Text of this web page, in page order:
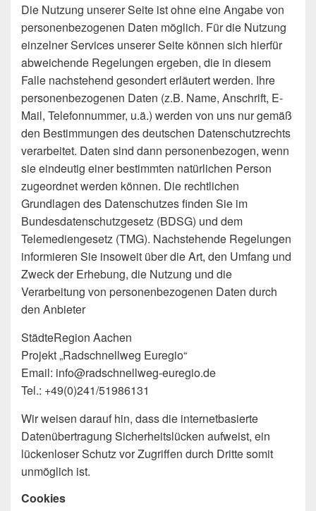
Die Nutzung unserer Seite ist ohne eine Angabe von
personenbezogenen Daten möglich. Für die Nutzung
einzelner Services unserer Seite können sich hierfür
abweichende Regelungen ergeben, die in diesem
Falle nachstehend gesondert erläutert werden. Ihre
personenbezogenen Daten (z.B. Name, Anschrift, E-
Mail, Telefonnummer, u.ä.) werden von uns nur gemäß
den Bestimmungen des deutschen Datenschutzrechts
verarbeitet. Daten sind dann personenbezogen, wenn
sie eindeutig einer bestimmten natürlichen Person
zugeordnet werden können. Die rechtlichen
Grundlagen des Datenschutzes finden Sie im
Bundesdatenschutzgesetz (BDSG) und dem
Telemediengesetz (TMG). Nachstehende Regelungen
informieren Sie insoweit über die Art, den Umfang und
Zweck der Erhebung, die Nutzung und die
Verarbeitung von personenbezogenen Daten durch
den Anbieter
StädteRegion Aachen
Projekt „Radschnellweg Euregio“
Email: info@radschnellweg-euregio.de
Tel.: +49(0)241/51986131
Wir weisen darauf hin, dass die internetbasierte
Datenübertragung Sicherheitslücken aufweist, ein
lückenloser Schutz vor Zugriffen durch Dritte somit
unmöglich ist.
Cookies